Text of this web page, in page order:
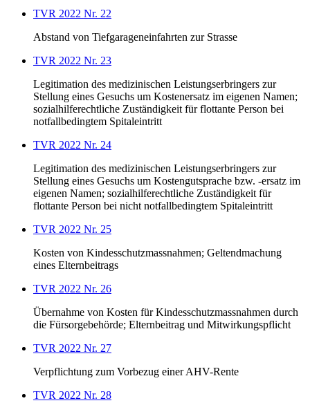
TVR 2022 Nr. 22
Abstand von Tiefgarageneinfahrten zur Strasse
TVR 2022 Nr. 23
Legitimation des medizinischen Leistungserbringers zur
Stellung eines Gesuchs um Kostenersatz im eigenen Namen;
sozialhilferechtliche Zuständigkeit für flottante Person bei
notfallbedingtem Spitaleintritt
TVR 2022 Nr. 24
Legitimation des medizinischen Leistungserbringers zur
Stellung eines Gesuchs um Kostengutsprache bzw. -ersatz im
eigenen Namen; sozialhilferechtliche Zuständigkeit für
flottante Person bei nicht notfallbedingtem Spitaleintritt
TVR 2022 Nr. 25
Kosten von Kindesschutzmassnahmen; Geltendmachung
eines Elternbeitrags
TVR 2022 Nr. 26
Übernahme von Kosten für Kindesschutzmassnahmen durch
die Fürsorgebehörde; Elternbeitrag und Mitwirkungspflicht
TVR 2022 Nr. 27
Verpflichtung zum Vorbezug einer AHV-Rente
TVR 2022 Nr. 28